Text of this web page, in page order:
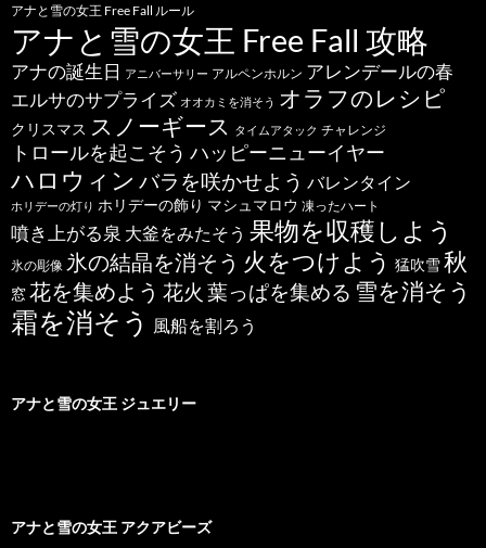
アナと雪の女王 Free Fall ルール
アナと雪の女王 Free Fall 攻略
アナの誕生日 アニバーサリー アルペンホルン アレンデールの春
エルサのサプライズ オオカミを消そう オラフのレシピ
クリスマス スノーギース タイムアタック チャレンジ
トロールを起こそう ハッピーニューイヤー
ハロウィン バラを咲かせよう バレンタイン
ホリデーの灯り ホリデーの飾り マシュマロウ 凍ったハート
噴き上がる泉 大釜をみたそう 果物を収穫しよう
氷の彫像 氷の結晶を消そう 火をつけよう 猛吹雪秋
窓花を集めよう 花火 葉っぱを集める 雪を消そう
霜を消そう 風船を割ろう
アナと雪の女王 ジュエリー
アナと雪の女王 アクアビーズ